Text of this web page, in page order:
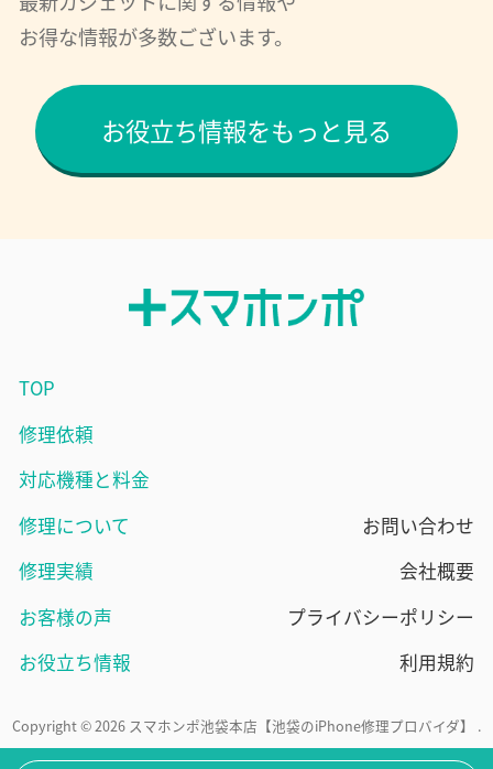
お得な情報が多数ございます。
お役立ち情報をもっと見る
TOP
修理依頼
対応機種と料金
修理について
修理実績
お客様の声
お役立ち情報
お問い合わせ
会社概要
プライバシーポリシー
利用規約
Copyright © 2026 スマホンポ池袋本店【池袋のiPhone修理プロバイダ】 .